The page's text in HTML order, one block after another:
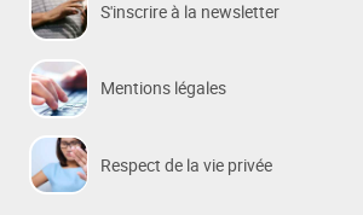
S'inscrire à la newsletter
Mentions légales
Respect de la vie privée